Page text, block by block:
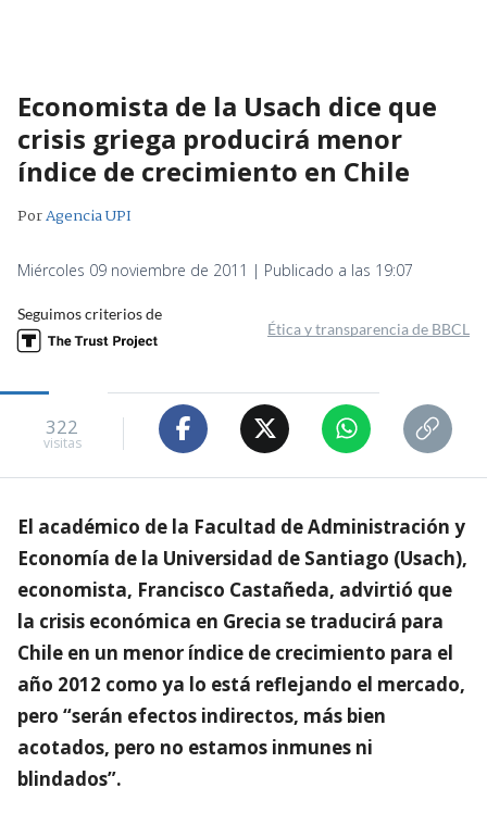
Economista de la Usach dice que
crisis griega producirá menor
índice de crecimiento en Chile
PorAgencia UPI
Miércoles 09 noviembre de 2011 | Publicado a las 19:07
Seguimos criterios de
Ética y transparencia de BBCL
322
visitas
El académico de la Facultad de Administración y
Economía de la Universidad de Santiago (Usach),
economista, Francisco Castañeda, advirtió que
la crisis económica en Grecia se traducirá para
Chile en un menor índice de crecimiento para el
año 2012 como ya lo está reflejando el mercado,
pero “serán efectos indirectos, más bien
acotados, pero no estamos inmunes ni
blindados”.